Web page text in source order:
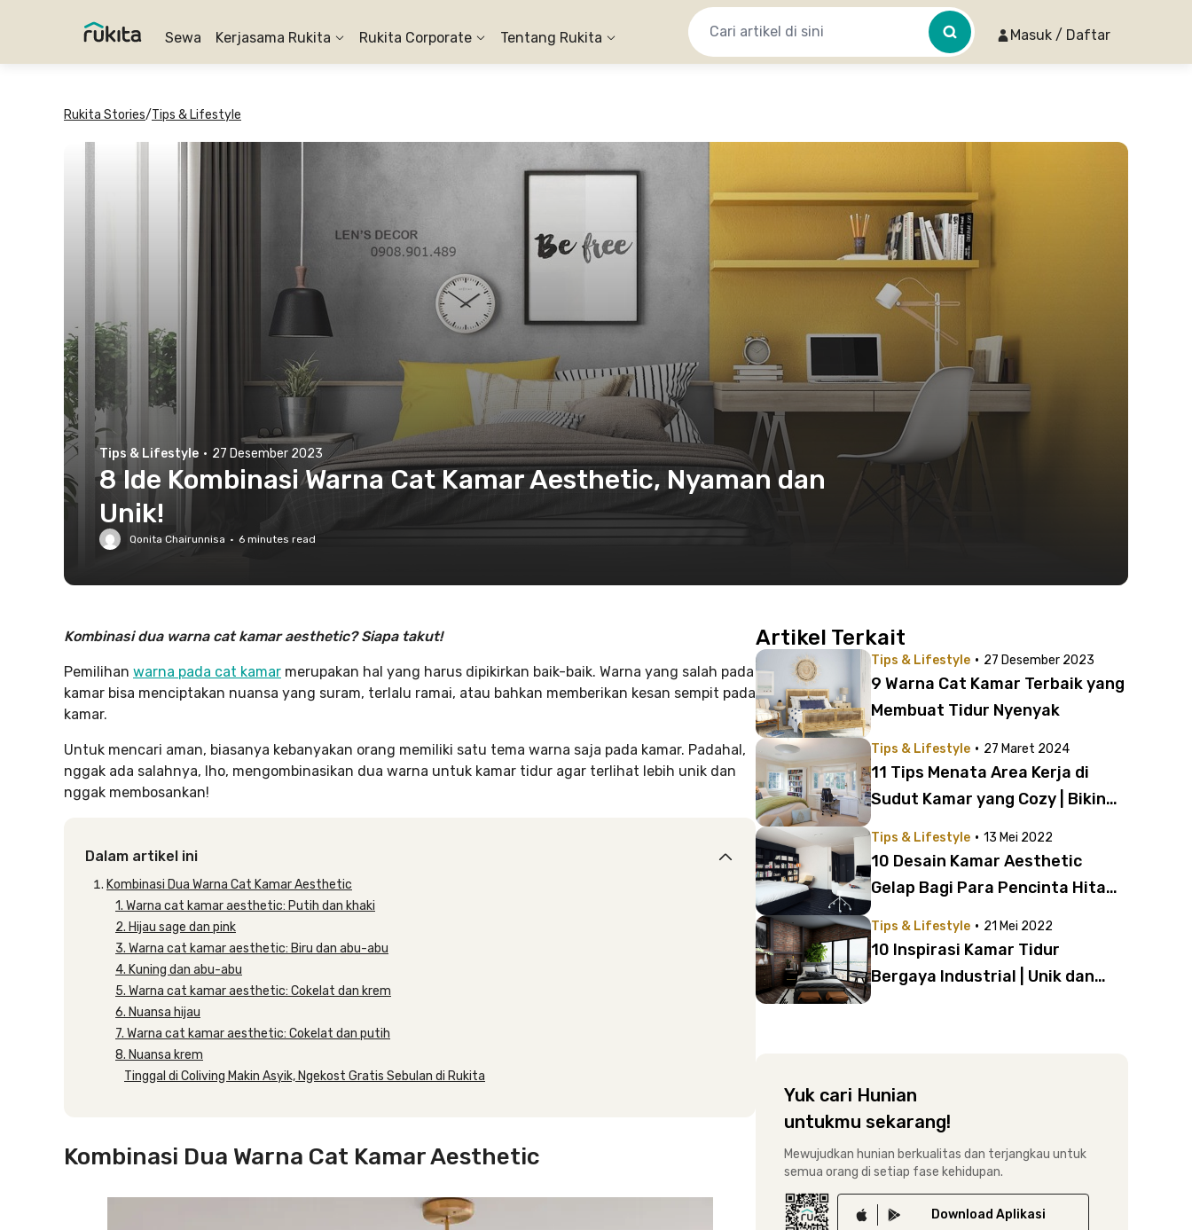
Sewa Kerjasama Rukita Rukita Corporate Tentang Rukita Masuk / Daftar
Rukita Stories/Tips & Lifestyle
Tips & Lifestyle · 27 Desember 2023
8 Ide Kombinasi Warna Cat Kamar Aesthetic, Nyaman dan
Unik!
Qonita Chairunnisa · 6 minutes read
Kombinasi dua warna cat kamar aesthetic? Siapa takut!
Pemilihan warna pada cat kamar merupakan hal yang harus dipikirkan baik-baik. Warna yang salah pada
kamar bisa menciptakan nuansa yang suram, terlalu ramai, atau bahkan memberikan kesan sempit pada
kamar.
Untuk mencari aman, biasanya kebanyakan orang memiliki satu tema warna saja pada kamar. Padahal,
nggak ada salahnya, lho, mengombinasikan dua warna untuk kamar tidur agar terlihat lebih unik dan
nggak membosankan!
Dalam artikel ini
Kombinasi Dua Warna Cat Kamar Aesthetic
1. Warna cat kamar aesthetic: Putih dan khaki
2. Hijau sage dan pink
3. Warna cat kamar aesthetic: Biru dan abu-abu
4. Kuning dan abu-abu
5. Warna cat kamar aesthetic: Cokelat dan krem
6. Nuansa hijau
7. Warna cat kamar aesthetic: Cokelat dan putih
8. Nuansa krem
Tinggal di Coliving Makin Asyik, Ngekost Gratis Sebulan di Rukita
Kombinasi Dua Warna Cat Kamar Aesthetic
Artikel Terkait
Tips & Lifestyle · 27 Desember 2023
9 Warna Cat Kamar Terbaik yang
Membuat Tidur Nyenyak
Tips & Lifestyle · 27 Maret 2024
11 Tips Menata Area Kerja di
Sudut Kamar yang Cozy | Bikin
Tips & Lifestyle · 13 Mei 2022
10 Desain Kamar Aesthetic
Gelap Bagi Para Pencinta Hitam |
Tips & Lifestyle · 21 Mei 2022
10 Inspirasi Kamar Tidur
Bergaya Industrial | Unik dan
Yuk cari Hunian
untukmu sekarang!
Mewujudkan hunian berkualitas dan terjangkau untuk
semua orang di setiap fase kehidupan.
Download Aplikasi